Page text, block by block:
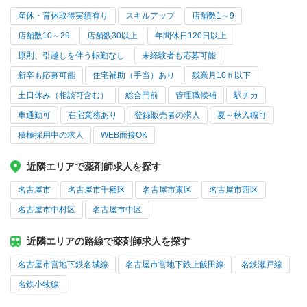
産休・育休取得実績有り スキルアップ 店舗数1～9
店舗数10～29 店舗数30以上 年間休日120日以上
原則、引越しを伴う転勤なし 未経験者も応募可能
新卒も応募可能 住宅補助（手当）あり 残業月10ｈ以下
土日休み（相談可含む） 総合門前 管理職候補 駅チカ
車通勤可 在宅業務あり 登録販売者の求人 夏～秋入職可
積極採用中の求人 WEB面接OK
近隣エリアで薬剤師求人を探す
名古屋市 名古屋市千種区 名古屋市東区 名古屋市西区
名古屋市中村区 名古屋市中区
近隣エリアの路線で薬剤師求人を探す
名古屋市営地下鉄名城線 名古屋市営地下鉄上飯田線 名鉄瀬戸線
名鉄小牧線